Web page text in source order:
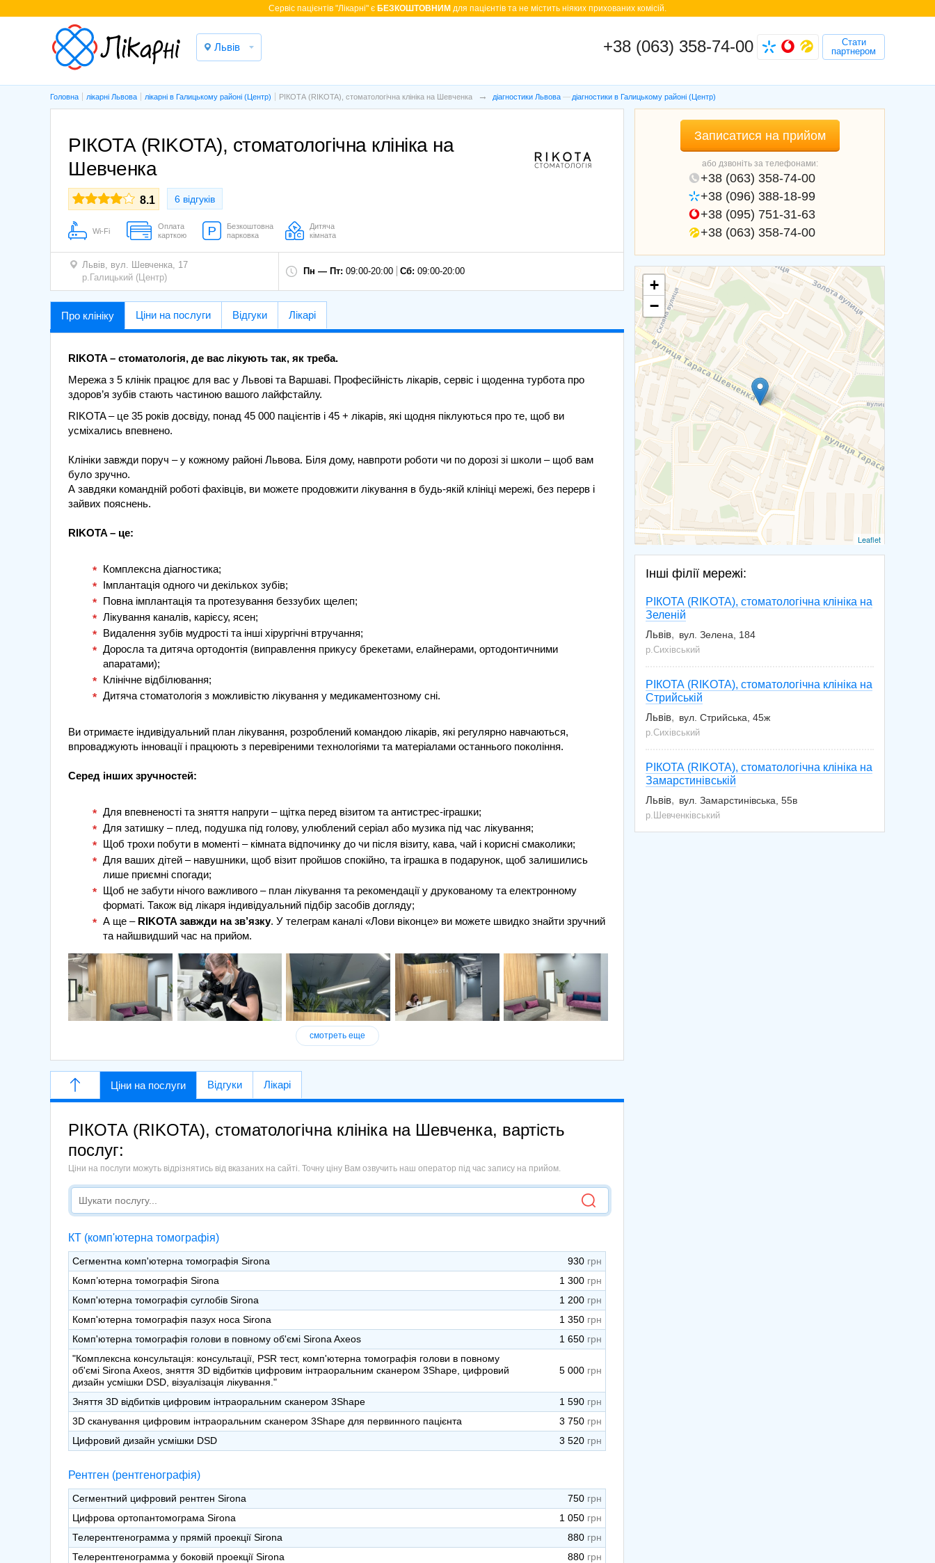
Cервіс пацієнтів "Лікарні" є БЕЗКОШТОВНИМ для пацієнтів та не містить ніяких прихованих комісій.
Львів +38 (063) 358-74-00
Стати
партнером
Головна лікарні Львова лікарні в Галицькому районі (Центр) РІКОТА (RIKOTA), стоматологічна клініка на Шевченка діагностики Львова діагностики в Галицькому районі (Центр)
РІКОТА (RIKOTA), стоматологічна клініка на
Шевченка
8.1 6 відгуків
Wi-Fi
Оплата
карткою
Безкоштовна
парковка
Дитяча
кімната
Львів, вул. Шевченка, 17
р.Галицький (Центр)
Пн — Пт: 09:00-20:00 Сб: 09:00-20:00
Записатися на прийом
або дзвоніть за телефонами:
+38 (063) 358-74-00
+38 (096) 388-18-99
+38 (095) 751-31-63
+38 (063) 358-74-00
+
−
Leaflet
Інші філії мережі:
РІКОТА (RIKOTA), стоматологічна клініка на
Зеленій
Львів
вул. Зелена, 184
р.Сихівський
РІКОТА (RIKOTA), стоматологічна клініка на
Стрийській
Львів
вул. Стрийська, 45ж
р.Сихівський
РІКОТА (RIKOTA), стоматологічна клініка на
Замарстинівській
Львів
вул. Замарстинівська, 55в
р.Шевченківський
Про клініку Ціни на послуги Відгуки Лікарі
RIKOTA – стоматологія, де вас лікують так, як треба.
Мережа з 5 клінік працює для вас у Львові та Варшаві. Професійність лікарів, сервіс і щоденна турбота про
здоров’я зубів стають частиною вашого лайфстайлу.
RIKOTA – це 35 років досвіду, понад 45 000 пацієнтів і 45 + лікарів, які щодня піклуються про те, щоб ви
усміхались впевнено.
Клініки завжди поруч – у кожному районі Львова. Біля дому, навпроти роботи чи по дорозі зі школи – щоб вам
було зручно.
А завдяки командній роботі фахівців, ви можете продовжити лікування в будь-якій клініці мережі, без перерв і
зайвих пояснень.
RIKOTA – це:
Комплексна діагностика;
Імплантація одного чи декількох зубів;
Повна імплантація та протезування беззубих щелеп;
Лікування каналів, карієсу, ясен;
Видалення зубів мудрості та інші хірургічні втручання;
Доросла та дитяча ортодонтія (виправлення прикусу брекетами, елайнерами, ортодонтичними
апаратами);
Клінічне відбілювання;
Дитяча стоматологія з можливістю лікування у медикаментозному сні.
Ви отримаєте індивідуальний план лікування, розроблений командою лікарів, які регулярно навчаються,
впроваджують інновації і працюють з перевіреними технологіями та матеріалами останнього покоління.
Серед інших зручностей:
Для впевненості та зняття напруги – щітка перед візитом та антистрес-іграшки;
Для затишку – плед, подушка під голову, улюблений серіал або музика під час лікування;
Щоб трохи побути в моменті – кімната відпочинку до чи після візиту, кава, чай і корисні смаколики;
Для ваших дітей – навушники, щоб візит пройшов спокійно, та іграшка в подарунок, щоб залишились
лише приємні спогади;
Щоб не забути нічого важливого – план лікування та рекомендації у друкованому та електронному
форматі. Також від лікаря індивідуальний підбір засобів догляду;
А ще – RIKOTA завжди на зв’язку. У телеграм каналі «Лови віконце» ви можете швидко знайти зручний
та найшвидший час на прийом.
смотреть еще
Ціни на послуги Відгуки Лікарі
РІКОТА (RIKOTA), стоматологічна клініка на Шевченка, вартість
послуг:
Ціни на послуги можуть відрізнятись від вказаних на сайті. Точну ціну Вам озвучить наш оператор під час запису на прийом.
КТ (комп'ютерна томографія)
Сегментна комп'ютерна томографія Sirona
930
Комп’ютерна томографія Sirona
1 300
Комп'ютерна томографія суглобів Sirona
1 200
Комп'ютерна томографія пазух носа Sirona
1 350
Комп'ютерна томографія голови в повному об'ємі Sirona Axeos
1 650
"Комплексна консультація: консультації, PSR тест, комп'ютерна томографія голови в повному
об'ємі Sirona Axeos, зняття 3D відбитків цифровим інтраоральним сканером 3Shape, цифровий
дизайн усмішки DSD, візуалізація лікування."
5 000
Зняття 3D відбитків цифровим інтраоральним сканером 3Shape
1 590
3D сканування цифровим інтраоральним сканером 3Shape для первинного пацієнта
3 750
Цифровий дизайн усмішки DSD
3 520
Рентген (рентгенографія)
Сегментний цифровий рентген Sirona
750
Цифрова ортопантомограма Sirona
1 050
Телерентгенограмма у прямій проекції Sirona
880
Телерентгенограмма у боковій проекції Sirona
880